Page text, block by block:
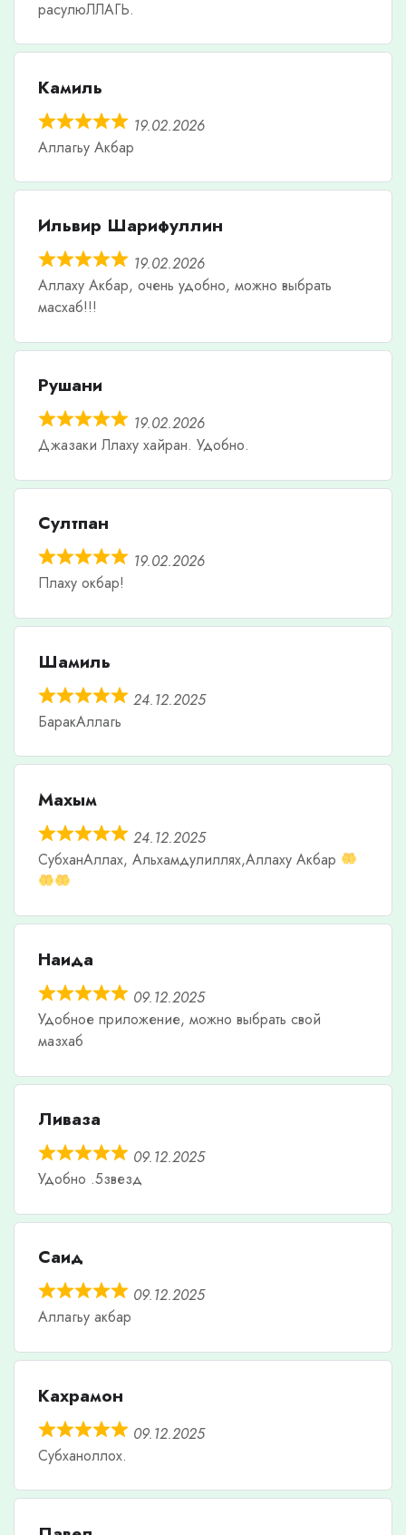
расулюЛЛАГЬ.
Камиль
19.02.2026
Аллагьу Акбар
Ильвир Шарифуллин
19.02.2026
Аллаху Акбар, очень удобно, можно выбрать
масхаб!!!
Рушани
19.02.2026
Джазаки Ллаху хайран. Удобно.
Султпан
19.02.2026
Плаху окбар!
Шамиль
24.12.2025
БаракАллагь
Махым
24.12.2025
СубханАллах, Альхамдулиллях,Аллаху Акбар
Наида
09.12.2025
Удобное приложение, можно выбрать свой
мазхаб
Ливаза
09.12.2025
Удобно .5звезд
Саид
09.12.2025
Аллагьу акбар
Кахрамон
09.12.2025
Субханоллох.